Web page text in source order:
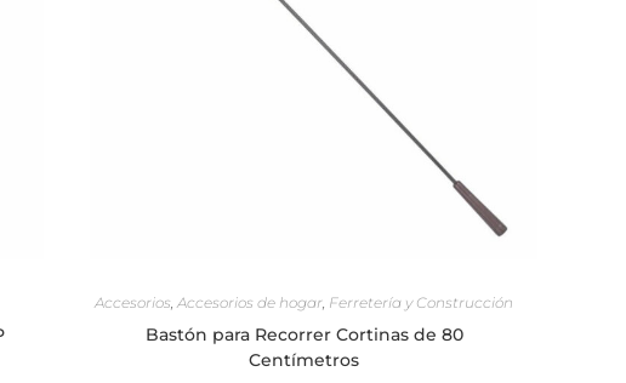
Accesorios, Accesorios de hogar, Ferretería y Construcción
Bastón para Recorrer Cortinas de 80
Centímetros